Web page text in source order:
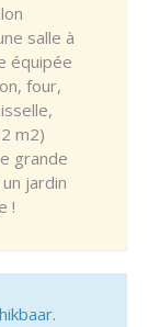
salle à
équipée
four,
m2)
grande
jardin
!